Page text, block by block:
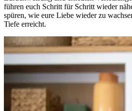
führen euch Schritt für Schritt wieder
spüren, wie eure Liebe wieder zu
Tiefe erreicht.